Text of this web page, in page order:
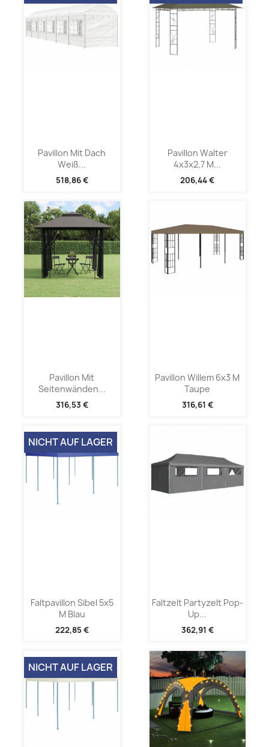
Pavillon Mit Dach
Weiß...
518,86 €
Pavillon Walter
4x3x2,7 M...
206,44 €
Pavillon Mit
Seitenwänden...
316,53 €
Pavillon Willem 6x3 M
Taupe
316,61 €
Faltpavillon Sibel 5x5
M Blau
222,85 €
NICHT AUF LAGER
Faltzelt Partyzelt Pop-
Up...
362,91 €
NICHT AUF LAGER